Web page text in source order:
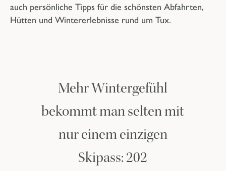
auch persönliche Tipps für die schönsten Abfahrten,
Hütten und Wintererlebnisse rund um Tux.
Mehr Wintergefühl
bekommt man selten mit
nur einem einzigen
Skipass: 202